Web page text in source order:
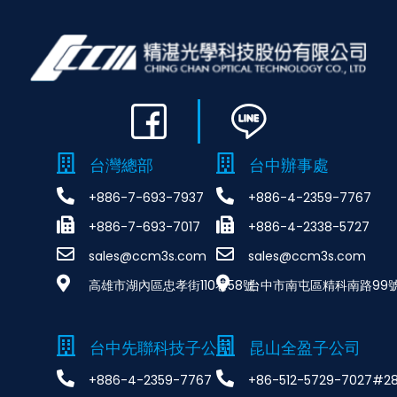
台灣總部
+886-7-693-7937
+886-7-693-7017
sales@ccm3s.com
高雄市湖內區忠孝街110巷58號
台中辦事處
+886-4-2359-7767
+886-4-2338-5727
sales@ccm3s.com
台中市南屯區精科南路99
台中先聯科技子公司
+886-4-2359-7767
昆山全盈子公司
+86-512-5729-